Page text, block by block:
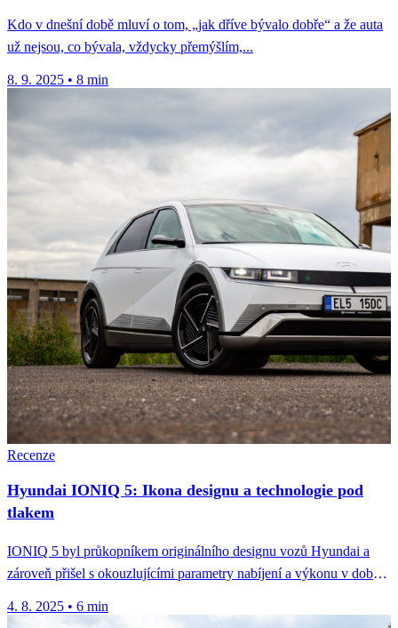
Kdo v dnešní době mluví o tom, „jak dříve bývalo dobře“ a že auta
už nejsou, co bývala, vždycky přemýšlím,...
8. 9. 2025 • 8 min
Recenze
Hyundai IONIQ 5: Ikona designu a technologie pod
tlakem
IONIQ 5 byl průkopníkem originálního designu vozů Hyundai a
zároveň přišel s okouzlujícími parametry nabíjení a výkonu v době,
4. 8. 2025 • 6 min